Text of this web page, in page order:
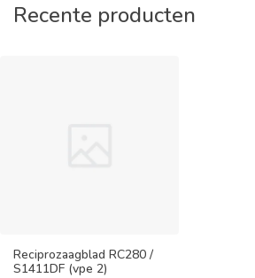
Recente producten
Reciprozaagblad RC280 /
S1411DF (vpe 2)